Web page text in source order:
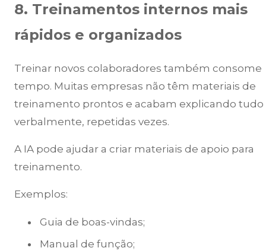
8. Treinamentos internos mais
rápidos e organizados
Treinar novos colaboradores também consome
tempo. Muitas empresas não têm materiais de
treinamento prontos e acabam explicando tudo
verbalmente, repetidas vezes.
A IA pode ajudar a criar materiais de apoio para
treinamento.
Exemplos:
Guia de boas-vindas;
Manual de função;